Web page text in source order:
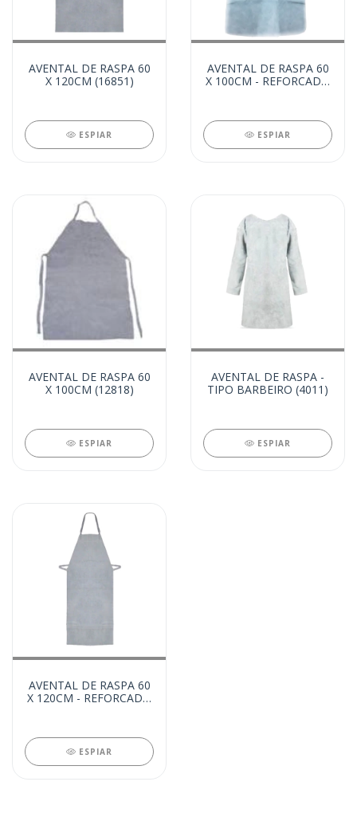
AVENTAL DE RASPA 60
X 120CM (16851)
ESPIAR
AVENTAL DE RASPA 60
X 100CM - REFORCADO
ESPIAR
AVENTAL DE RASPA 60
X 100CM (12818)
ESPIAR
AVENTAL DE RASPA -
TIPO BARBEIRO (4011)
ESPIAR
AVENTAL DE RASPA 60
X 120CM - REFORCADO
ESPIAR